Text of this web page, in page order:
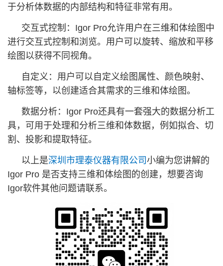
于分析体数据的内部结构和特征非常有用。
交互式控制：Igor Pro允许用户在三维和体绘图中
进行交互式控制和浏览。用户可以旋转、缩放和平移
绘图以获得不同视角。
自定义：用户可以自定义绘图属性、颜色映射、
轴标签等，以创建适合其需求的三维和体绘图。
数据分析：Igor Pro还具有一套强大的数据分析工
具，可用于处理和分析三维和体数据，例如拟合、切
割、投影和提取特征。
以上是深圳市理泰仪器有限公司 小编为您讲解的
Igor Pro 是否支持三维和体绘图的创建，想要咨询
Igor软件其他问题请联系。